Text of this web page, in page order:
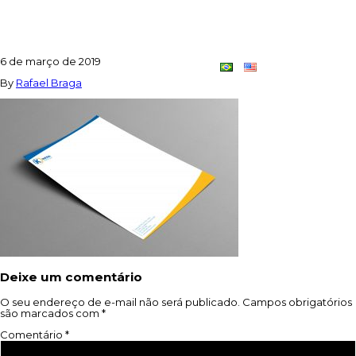
6 de março de 2019
By Rafael Braga
Deixe um comentário
O seu endereço de e-mail não será publicado. Campos obrigatórios
são marcados com *
Comentário *